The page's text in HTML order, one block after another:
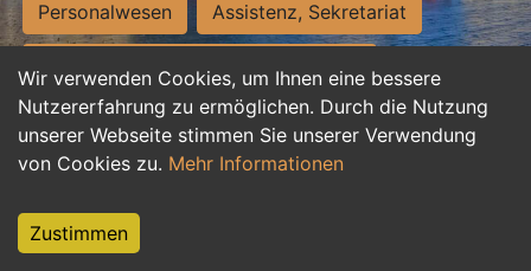
Wir verwenden Cookies, um Ihnen eine bessere
Nutzererfahrung zu ermöglichen. Durch die Nutzung
unserer Webseite stimmen Sie unserer Verwendung
von Cookies zu. Mehr Informationen
Zustimmen
Personalwesen Assistenz, Sekretariat
Hilfskräfte, Aushilfs- und Nebenjobs
Einkauf, Logistik, Materialwirtschaft
Weiterbildung, Studium, duale Ausbildung
Tourismus